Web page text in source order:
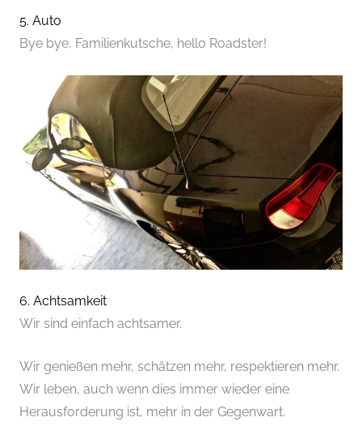
5. Auto
Bye bye, Familienkutsche, hello Roadster!
6. Achtsamkeit
Wir sind einfach achtsamer.
Wir genießen mehr, schätzen mehr, respektieren mehr.
Wir leben, auch wenn dies immer wieder eine
Herausforderung ist, mehr in der Gegenwart.